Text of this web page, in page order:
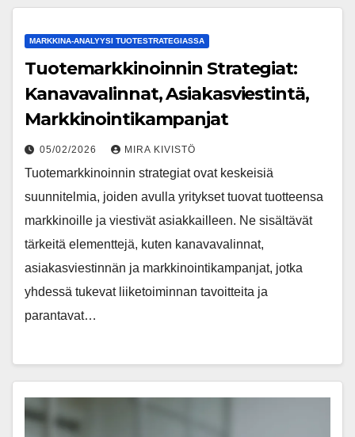
MARKKINA-ANALYYSI TUOTESTRATEGIASSA
Tuotemarkkinoinnin Strategiat:
Kanavavalinnat, Asiakasviestintä,
Markkinointikampanjat
05/02/2026 MIRA KIVISTÖ
Tuotemarkkinoinnin strategiat ovat keskeisiä
suunnitelmia, joiden avulla yritykset tuovat tuotteensa
markkinoille ja viestivät asiakkailleen. Ne sisältävät
tärkeitä elementtejä, kuten kanavavalinnat,
asiakasviestinnän ja markkinointikampanjat, jotka
yhdessä tukevat liiketoiminnan tavoitteita ja
parantavat…